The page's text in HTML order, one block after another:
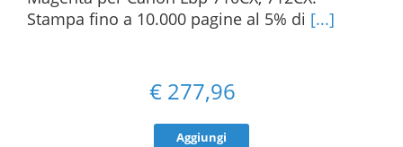
Stampa fino a 10.000 pagine al 5% di [...]
€ 277,96
Aggiungi